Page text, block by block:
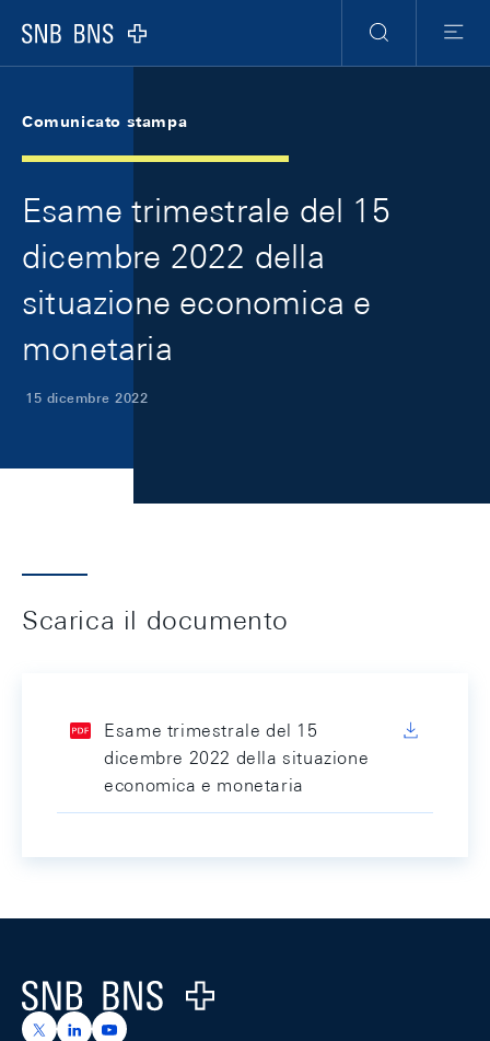
Logo
Ricerca
Menu
Comunicato stampa
Esame trimestrale del 15
dicembre 2022 della
situazione economica e
monetaria
15 dicembre 2022
Scarica il documento
Esame trimestrale del 15
dicembre 2022 della situazione
economica e monetaria
Logo
https://x.com/snb_bns
https://ch.linkedin.com/company/swiss-national-
https://www.youtube.com/@swissnationalbank